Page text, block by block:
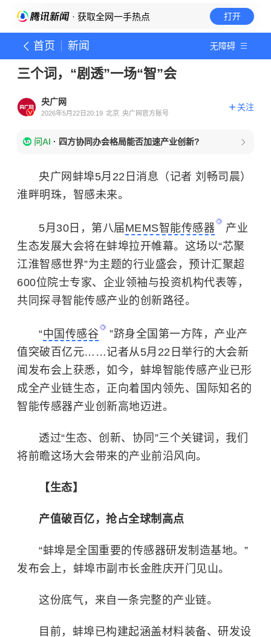
· 获取全网一手热点 打开
首页 新闻 无障碍
三个词，“剧透”一场“智”会
央广网
2026年5月22日20:19 北京 央广网官方账号
关注
问AI · 四方协同办会格局能否加速产业创新?
央广网蚌埠5月22日消息（记者 刘畅司晨）
淮畔明珠，智感未来。
5月30日，第八届 MEMS智能传感器
产业
生态发展大会将在蚌埠拉开帷幕。这场以“芯聚
江淮智感世界”为主题的行业盛会，预计汇聚超
600位院士专家、企业领袖与投资机构代表等，
共同探寻智能传感产业的创新路径。
“中国传感谷
”跻身全国第一方阵，产业产
值突破百亿元……记者从5月22日举行的大会新
闻发布会上获悉，如今，蚌埠智能传感产业已形
成全产业链生态，正向着国内领先、国际知名的
智能传感器产业创新高地迈进。
透过“生态、创新、协同”三个关键词，我们
将前瞻这场大会带来的产业前沿风向。
【生态】
产值破百亿，抢占全球制高点
“蚌埠是全国重要的传感器研发制造基地。”
发布会上， 蚌埠市副市长金胜庆开门见山。
这份底气，来自一条完整的产业链。
目前，蚌埠已构建起涵盖材料装备、研发设